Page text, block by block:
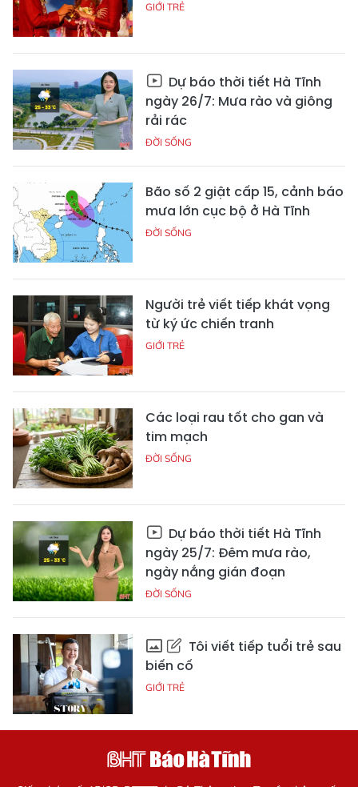
GIỚI TRẺ
Dự báo thời tiết Hà Tĩnh
ngày 26/7: Mưa rào và giông
rải rác
ĐỜI SỐNG
Bão số 2 giật cấp 15, cảnh báo
mưa lớn cục bộ ở Hà Tĩnh
ĐỜI SỐNG
Người trẻ viết tiếp khát vọng
từ ký ức chiến tranh
GIỚI TRẺ
Các loại rau tốt cho gan và
tim mạch
ĐỜI SỐNG
Dự báo thời tiết Hà Tĩnh
ngày 25/7: Đêm mưa rào,
ngày nắng gián đoạn
ĐỜI SỐNG
Tôi viết tiếp tuổi trẻ sau
biến cố
GIỚI TRẺ